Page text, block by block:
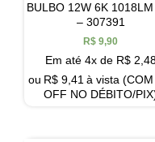
BULBO 12W 6K
– 307391
R$ 9,90
Em até 4x de R$
ou R$ 9,41à vista
OFF NO DÉBITO/